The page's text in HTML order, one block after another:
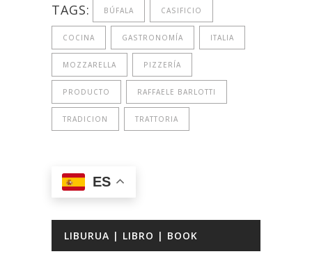
TAGS: BÚFALA CASIFICIO
COCINA GASTRONOMÍA ITALIA
MOZZARELLA PIZZERÍA
PRODUCTO RAFFAELE BARLOTTI
TRADICION TRATTORIA
ES
LIBURUA | LIBRO | BOOK